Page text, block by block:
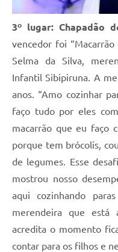
3º lugar: Chapadão
vencedor foi
Selma da Silva,
Infantil Sibipiruna. A
anos. “Amo cozinhar
faço tudo por eles
macarrão que eu faço
porque tem brócolis,
de legumes. Esse
mostrou nosso
aqui cozinhando
merendeira que está
acredita o momento
contar para os filhos e